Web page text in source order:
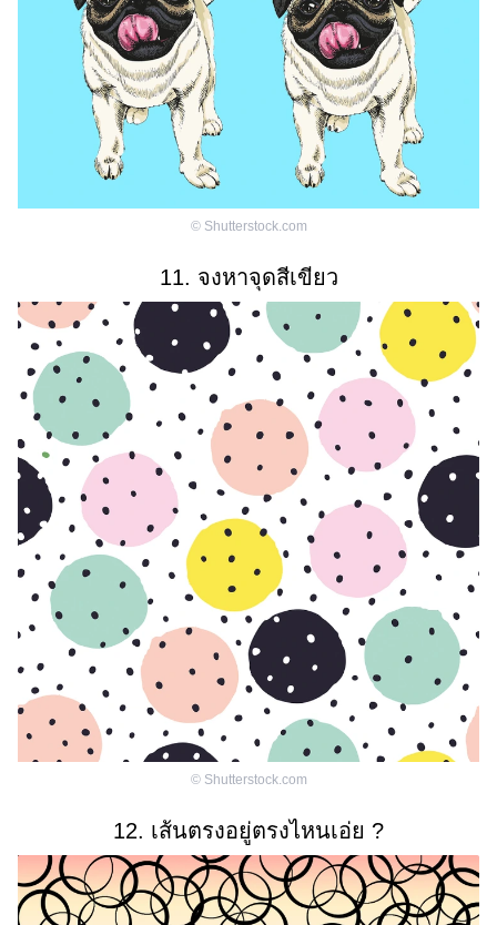
© Shutterstock.com
11. จงหาจุดสีเขียว
© Shutterstock.com
12. เส้นตรงอยู่ตรงไหนเอ่ย ?